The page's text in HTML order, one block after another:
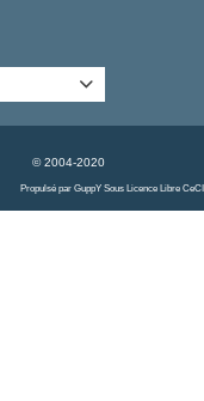

© 2004-2020
Propulsé par GuppY Sous Licence Libre